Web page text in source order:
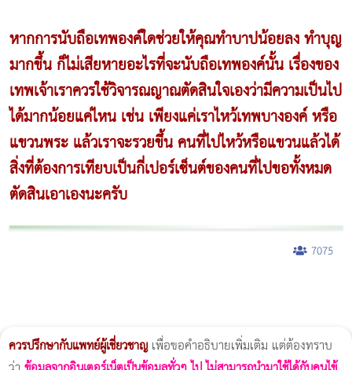
หากการนับถือเทพองค์ใดช่วยให้คุณทำบาปน้อยลง ทำบุญ
มากขึ้น ก็ไม่เสียหายอะไรที่จะนับถือเทพองค์นั้น เรื่องของ
เทพเจ้าเราควรใช้วิจารณญาณตัดสินใจเองว่ามีความเป็นไป
ได้มากน้อยแค่ไหน เช่น เพียงแค่เราไหว้เทพบางองค์ หรือ
แขวนพระ แล้วเราจะรวยขึ้น คนที่ไปไหว้หรือแขวนแล้วได้
สิ่งที่ต้องการเทียบเป็นกี่เปอร์เซ็นต์ของคนที่ไปขอทั้งหมด
ตัดสินเอาเองนะครับ
7075
ควรปรึกษากับแพทย์ผู้เชี่ยวชาญเพื่อขอคำอธิบายเพิ่มเติม แต่ต้องทราบ